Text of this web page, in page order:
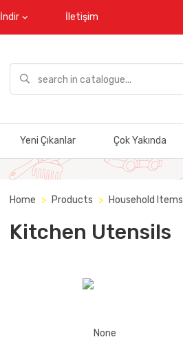
İndir İletişim
Yeni Çıkanlar Çok Yakında
Home Products Household Items
Kitchen Utensils